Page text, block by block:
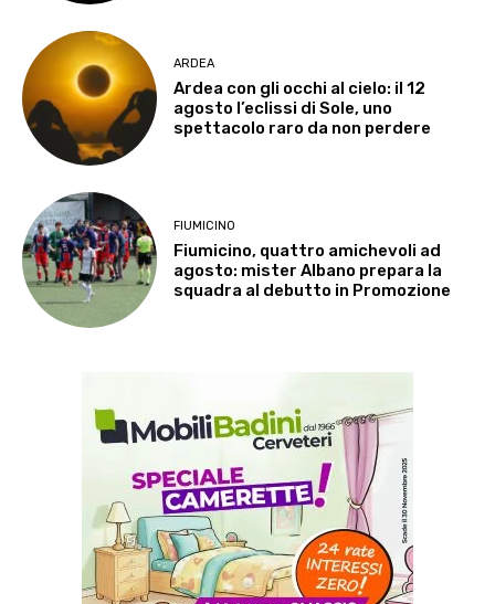
ARDEA
Ardea con gli occhi al cielo: il 12
agosto l’eclissi di Sole, uno
spettacolo raro da non perdere
FIUMICINO
Fiumicino, quattro amichevoli ad
agosto: mister Albano prepara la
squadra al debutto in Promozione